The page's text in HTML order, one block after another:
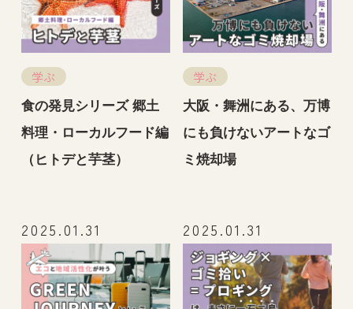
学ぶ
食の発見シリーズ 郷土
料理・ローカルフード編
（ヒトデと芋茎）
学ぶ
大阪・舞洲にある、万博
にも負けないアートなゴ
ミ焼却場
2025.01.31 2025.01.31